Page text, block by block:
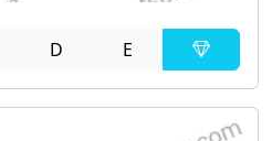
D E